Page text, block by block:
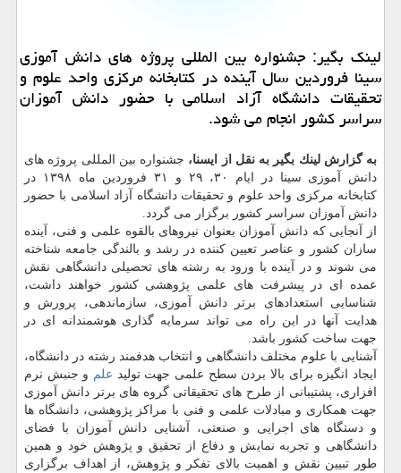
لینك بگیر: جشنواره بین المللی پروژه های دانش آموزی
سینا فروردین سال آینده در كتابخانه مركزی واحد علوم و
تحقیقات دانشگاه آزاد اسلامی با حضور دانش آموزان
سراسر كشور انجام می شود.
به گزارش لینك بگیر به نقل از ایسنا، جشنواره بین المللی پروژه های
دانش آموزی سینا در ایام ۳۰، ۲۹ و ۳۱ فروردین ماه ۱۳۹۸ در
كتابخانه مركزی واحد علوم و تحقیقات دانشگاه آزاد اسلامی با حضور
دانش آموزان سراسر كشور برگزار می گردد.
از آنجایی كه دانش آموزان بعنوان نیروهای بالقوه علمی و فنی، آینده
سازان كشور و عناصر تعیین كننده در رشد و بالندگی جامعه شناخته
می شوند و در آینده با ورود به رشته های تحصیلی دانشگاهی نقش
عمده ای در پیشرفت های علمی پژوهشی كشور خواهند داشت،
شناسایی استعدادهای برتر دانش آموزی، سازماندهی، پرورش و
هدایت آنها در این راه می تواند سرمایه گذاری هوشمندانه ای در
جهت ساخت كشور باشد.
آشنایی با علوم مختلف دانشگاهی و انتخاب هدفمند رشته در دانشگاه،
ایجاد انگیزه برای بالا بردن سطح علمی جهت تولید علم و جنبش نرم
افزاری، پشتیبانی از طرح های تحقیقاتی گروه های برتر دانش آموزی
جهت همكاری و مبادلات علمی و فنی با مراكز پژوهشی، دانشگاه ها
و دستگاه های اجرایی و صنعتی، آشنایی دانش آموزان با فضای
دانشگاهی و تجربه نمایش و دفاع از تحقیق و پژوهش خود و همین
طور تبیین نقش و اهمیت بالای تفكر و پژوهش، از اهداف برگزاری